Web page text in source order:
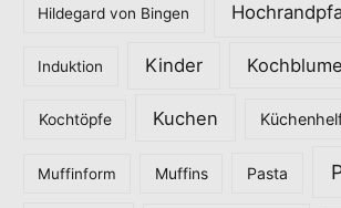
Hildegard von Bingen
Induktion Kinder Kochblume
Kochtöpfe Kuchen
Muffinform Muffins Pasta